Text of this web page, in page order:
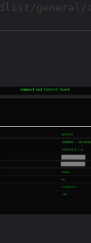
general/